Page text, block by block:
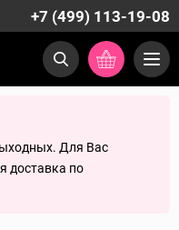
+7 (499) 113-19-08
Для Вас
доставка по